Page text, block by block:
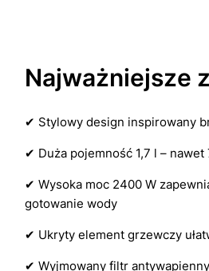
Najważniejsze
✔ Stylowy design inspirowany
✔ Duża pojemność 1,7 l –
✔ Wysoka moc 2400 W
gotowanie wody
✔ Ukryty element grzewczy
✔ Wyjmowany filtr antywapienny